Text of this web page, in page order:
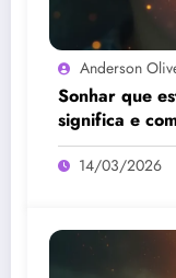
Anderson
Sonhar que
significa e
14/03/2026